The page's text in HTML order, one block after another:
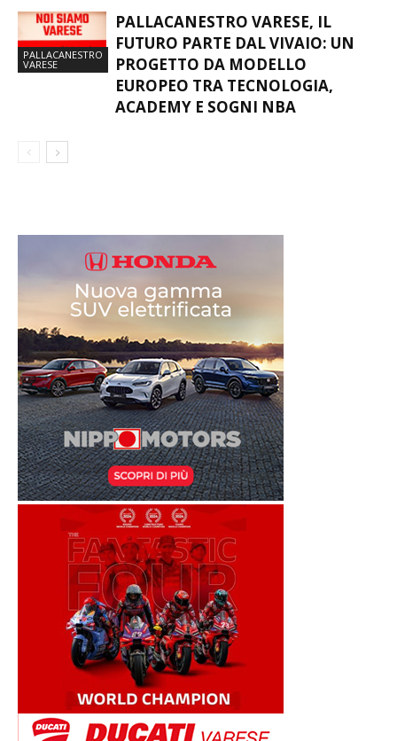
PALLACANESTRO
VARESE
PALLACANESTRO VARESE, IL
FUTURO PARTE DAL VIVAIO: UN
PROGETTO DA MODELLO
EUROPEO TRA TECNOLOGIA,
ACADEMY E SOGNI NBA